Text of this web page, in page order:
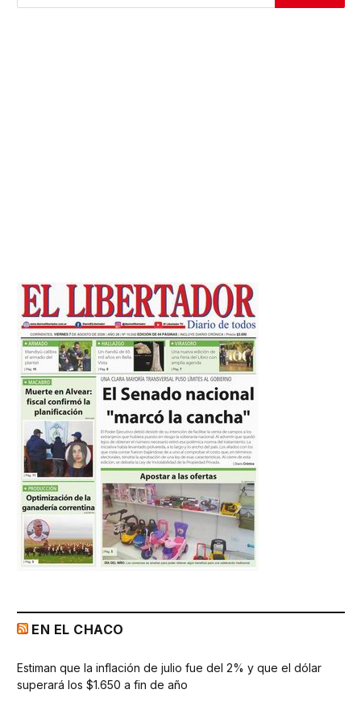
EN EL CHACO
Estiman que la inflación de julio fue del 2% y que el dólar
superará los $1.650 a fin de año